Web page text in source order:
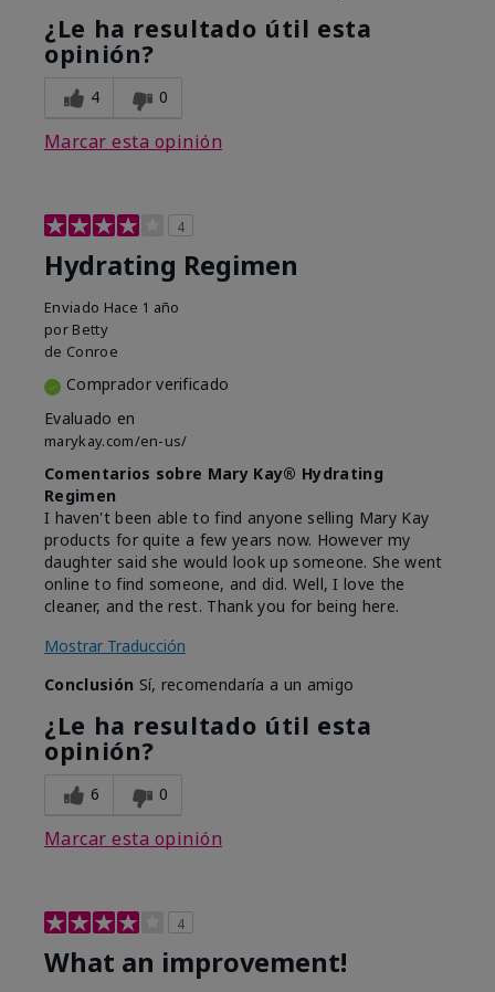
¿Le ha resultado útil esta
opinión?
4 0
Marcar esta opinión
4
Hydrating Regimen
Enviado Hace 1 año
por Betty
de Conroe
Comprador verificado
Evaluado en
marykay.com/en-us/
Comentarios sobre Mary Kay® Hydrating
Regimen
I haven't been able to find anyone selling Mary Kay
products for quite a few years now. However my
daughter said she would look up someone. She went
online to find someone, and did. Well, I love the
cleaner, and the rest. Thank you for being here.
Mostrar Traducción
Conclusión Sí, recomendaría a un amigo
¿Le ha resultado útil esta
opinión?
6 0
Marcar esta opinión
4
What an improvement!